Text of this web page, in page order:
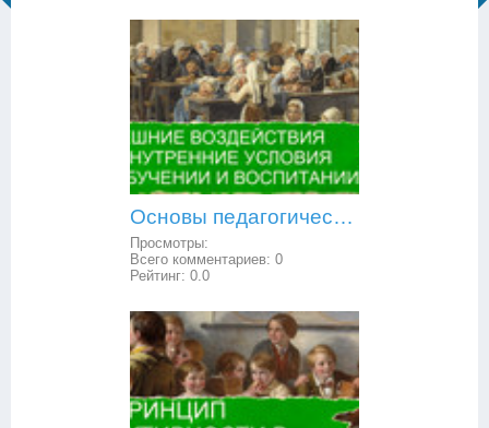
Основы педагогической психологии: внешние воздействия и внутренние условия в обучении и воспитании
Просмотры:
Всего комментариев: 0
Рейтинг: 0.0